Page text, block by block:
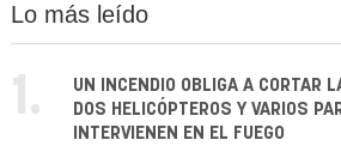
Lo más leído
1.
UN INCENDIO OBLIGA A CORTAR
DOS HELICÓPTEROS Y VARIOS
INTERVIENEN EN EL FUEGO